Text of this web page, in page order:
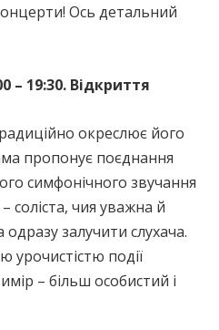
Ось детальний
– 19:30. Відкриття
окреслює його
пропонує поєднання
симфонічного звучання
соліста, чия уважна й
залучити слухача.
урочистістю події
– більш особистий і